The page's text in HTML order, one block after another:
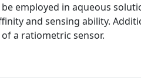
employed in aqueous
and sensing ability.
a ratiometric sensor.